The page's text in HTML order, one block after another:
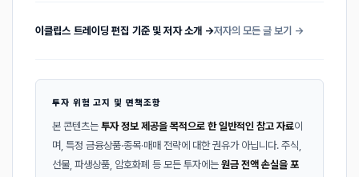
이클립스 트레이딩 편집 기준 및 저자 소개 →저자의 모든 글 보기 →
투자 위험 고지 및 면책조항
본 콘텐츠는 투자 정보 제공을 목적으로 한 일반적인 참고 자료이
며, 특정 금융상품·종목·매매 전략에 대한 권유가 아닙니다. 주식,
선물, 파생상품, 암호화폐 등 모든 투자에는 원금 전액 손실을 포